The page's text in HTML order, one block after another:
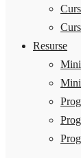
Resurse